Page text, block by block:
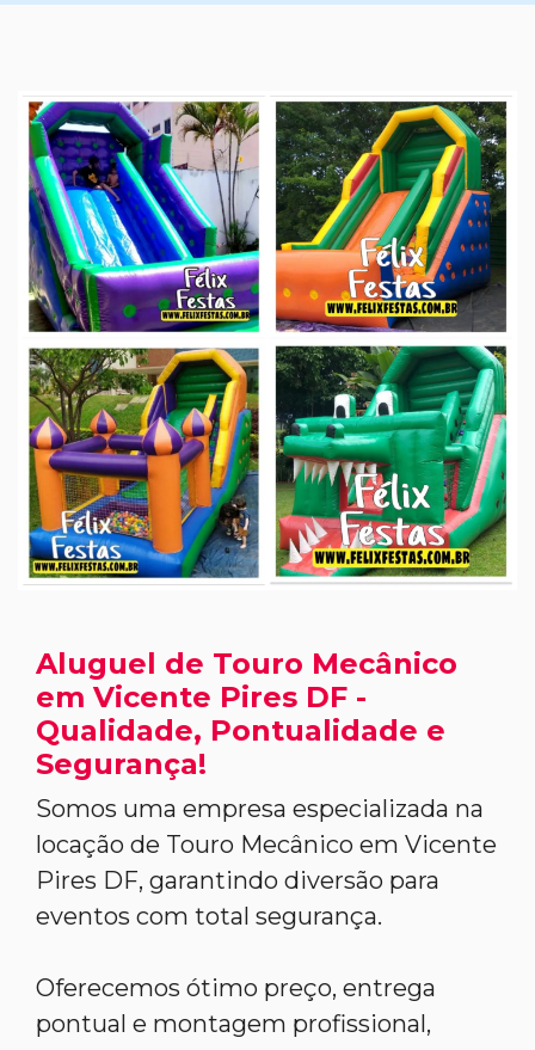
Aluguel de Touro Mecânico
em Vicente Pires DF -
Qualidade, Pontualidade e
Segurança!
Somos uma empresa especializada na
locação de Touro Mecânico em Vicente
Pires DF, garantindo diversão para
eventos com total segurança.
Oferecemos ótimo preço, entrega
pontual e montagem profissional,